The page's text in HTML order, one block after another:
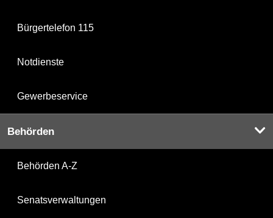
Bürgertelefon 115
Notdienste
Gewerbeservice
Behörden
Behörden A-Z
Senatsverwaltungen